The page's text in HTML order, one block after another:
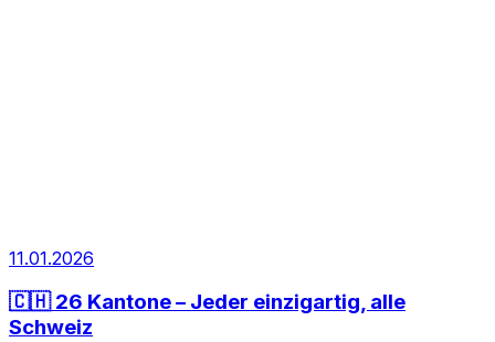
11.01.2026
🇨🇭 26 Kantone – Jeder einzigartig, alle
Schweiz